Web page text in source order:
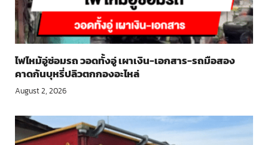
ไฟไหม้อู่ซ่อมรถ วอดทั้งอู่ เผาเงิน-เอกสาร-รถมือสอง
คาดก้นบุหรี่ปลิวตกกองอะไหล่
August 2, 2026